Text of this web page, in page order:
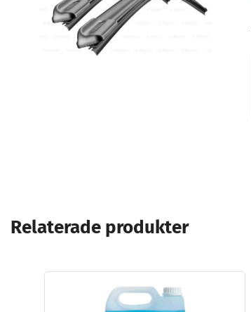
Relaterade produkter